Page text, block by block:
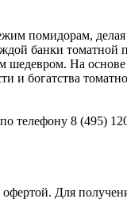
помидорам,
банки
шедевром. На
и богатства
телефону 8 (495)
офертой. Для